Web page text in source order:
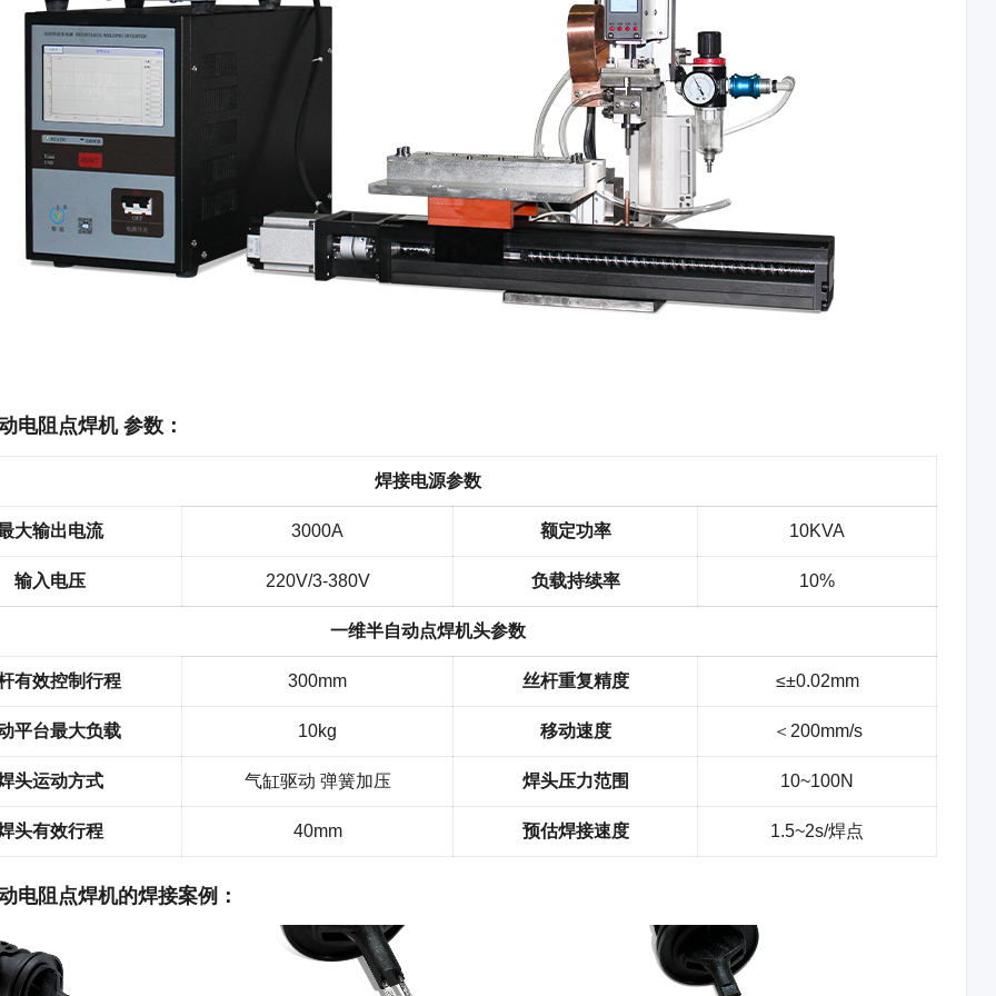
电阻点焊机 参数：
焊接电源参数
大输出电流 3000A 额定功率 10KVA
输入电压 220V/3-380V 负载持续率 10%
一维半自动点焊机头参数
有效控制行程 300mm 丝杆重复精度 ≤±0.02mm
平台最大负载 10kg 移动速度 ＜200mm/s
头运动方式 气缸驱动 弹簧加压 焊头压力范围 10~100N
头有效行程 40mm 预估焊接速度 1.5~2s/焊点
电阻点焊机的焊接案例：